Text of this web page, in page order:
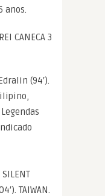
anos.
CANECA 3
(94′).
SILENT
TAIWAN.